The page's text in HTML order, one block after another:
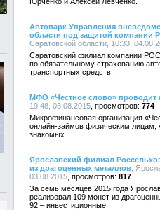
Автопарк Управления
области под защитой
Саратовской области, 10:33,
Саратовский филиал компании
по обязательному страхованию
транспортных средств.
МФО «Честное слово» проводит
19:48, 03.08.2015
774
Микрофинансовая организация
онлайн-займов физическим лицам,
знакомых.
Ярославский филиал
из драгоценных металлов ,
03.08.2015
817
За семь месяцев 2015 года
реализовал 109 монет из
92 – инвестиционные.